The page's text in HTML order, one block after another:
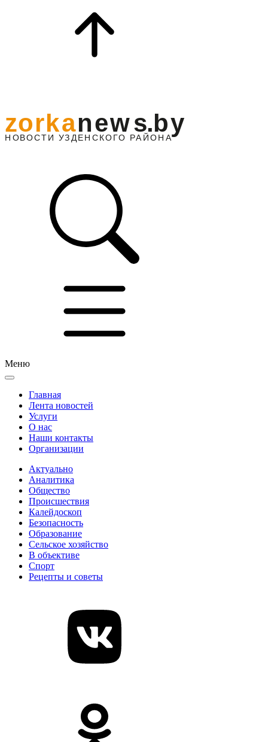
Меню
Главная
Лента новостей
Услуги
О нас
Наши контакты
Организации
Актуально
Аналитика
Общество
Происшествия
Калейдоскоп
Безопасность
Образование
Сельское хозяйство
В объективе
Спорт
Рецепты и советы